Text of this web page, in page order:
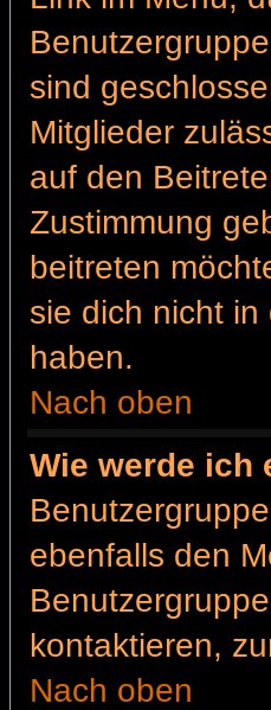
sind
Mitglieder
auf den
Zustimmung
beitreten
sie dich nicht
haben.
Nach oben
Wie werde ich
ebenfalls den
kontaktieren,
Nach oben